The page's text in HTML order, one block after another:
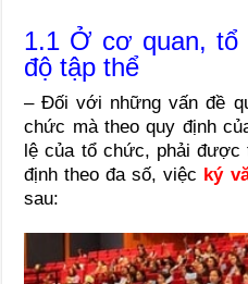
1.1 Ở cơ quan, tổ
độ tập thể
– Đối với những vấn đề
chức mà theo quy định
lệ của tổ chức, phải được
định theo đa số, việc ký
sau: